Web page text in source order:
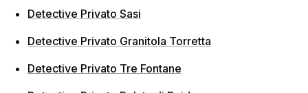
Detective Privato Sasi
Detective Privato Granitola Torretta
Detective Privato Tre Fontane